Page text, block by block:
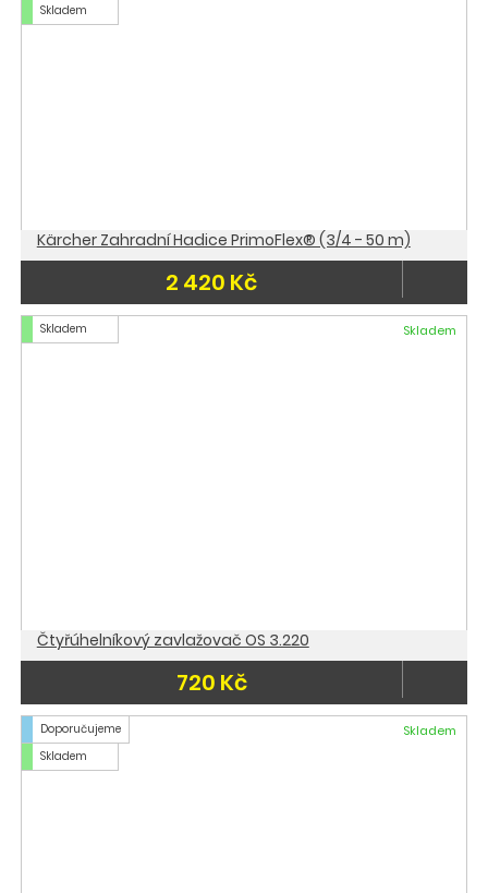
Skladem
Kärcher Zahradní Hadice PrimoFlex® (3/4 - 50 m)
2 420 Kč
Skladem Skladem
Čtyřúhelníkový zavlažovač OS 3.220
720 Kč
Doporučujeme
Skladem
Skladem